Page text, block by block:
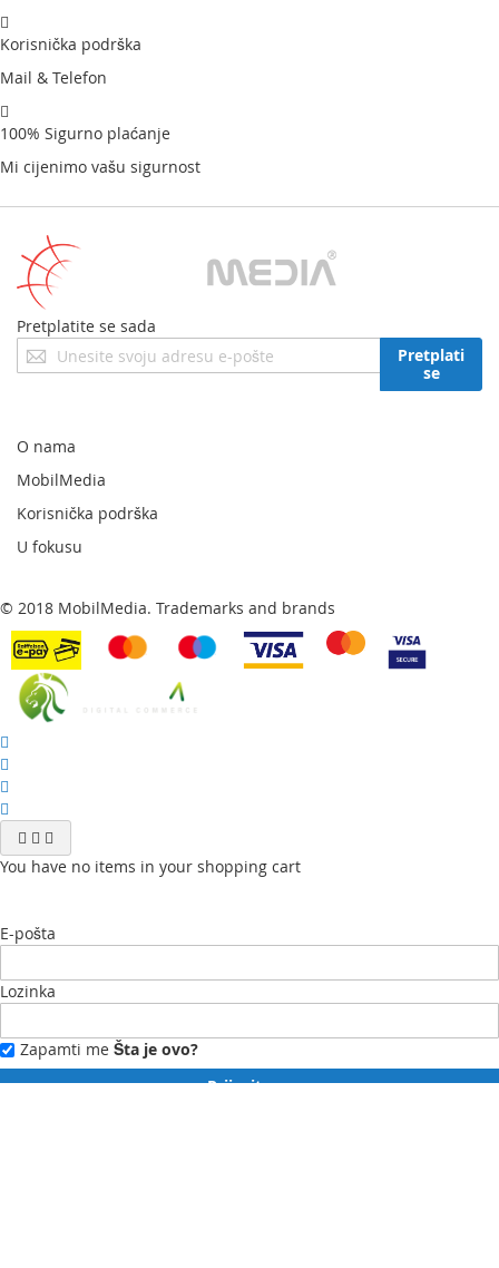
Korisnička podrška
Mail & Telefon
100% Sigurno plaćanje
Mi cijenimo vašu sigurnost
Pretplatite se sada
Prijavite
se
newsletter:
Pretplati
se
O nama
MobilMedia
Korisnička podrška
U fokusu
© 2018 MobilMedia. Trademarks and brands
You have no items in your shopping cart
E-pošta
Lozinka
Zapamti me Šta je ovo?
Prijavite se